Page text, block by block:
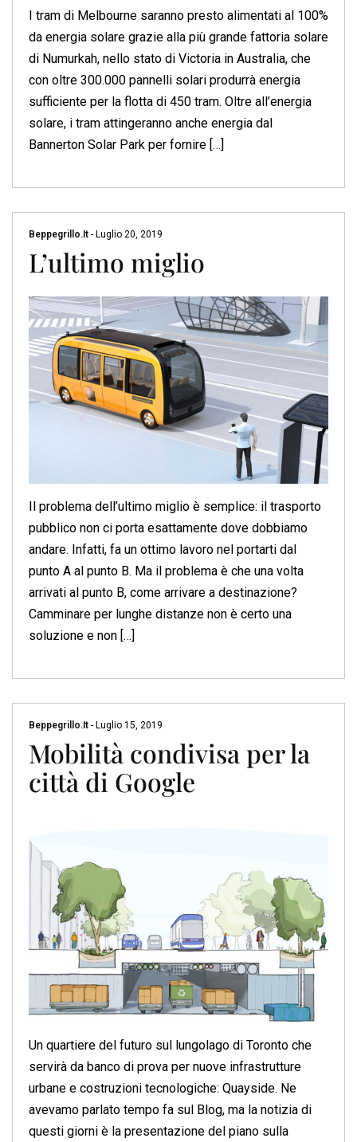
I tram di Melbourne saranno presto alimentati al 100%
da energia solare grazie alla più grande fattoria solare
di Numurkah, nello stato di Victoria in Australia, che
con oltre 300.000 pannelli solari produrrà energia
sufficiente per la flotta di 450 tram. Oltre all’energia
solare, i tram attingeranno anche energia dal
Bannerton Solar Park per fornire […]
Beppegrillo.it - Luglio 20, 2019
L’ultimo miglio
Il problema dell’ultimo miglio è semplice: il trasporto
pubblico non ci porta esattamente dove dobbiamo
andare. Infatti, fa un ottimo lavoro nel portarti dal
punto A al punto B. Ma il problema è che una volta
arrivati al punto B, come arrivare a destinazione?
Camminare per lunghe distanze non è certo una
soluzione e non […]
Beppegrillo.it - Luglio 15, 2019
Mobilità condivisa per la
città di Google
Un quartiere del futuro sul lungolago di Toronto che
servirà da banco di prova per nuove infrastrutture
urbane e costruzioni tecnologiche: Quayside. Ne
avevamo parlato tempo fa sul Blog, ma la notizia di
questi giorni è la presentazione del piano sulla